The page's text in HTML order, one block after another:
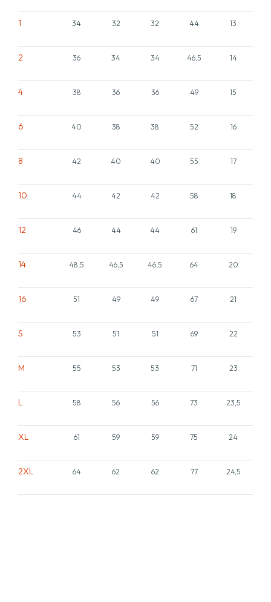
1 34 32 32 44 13
2 36 34 34 46,5 14
4 38 36 36 49 15
6 40 38 38 52 16
8 42 40 40 55 17
10 44 42 42 58 18
12 46 44 44 61 19
14 48,5 46,5 46,5 64 20
16 51 49 49 67 21
S 53 51 51 69 22
M 55 53 53 71 23
L 58 56 56 73 23,5
XL 61 59 59 75 24
2XL 64 62 62 77 24,5